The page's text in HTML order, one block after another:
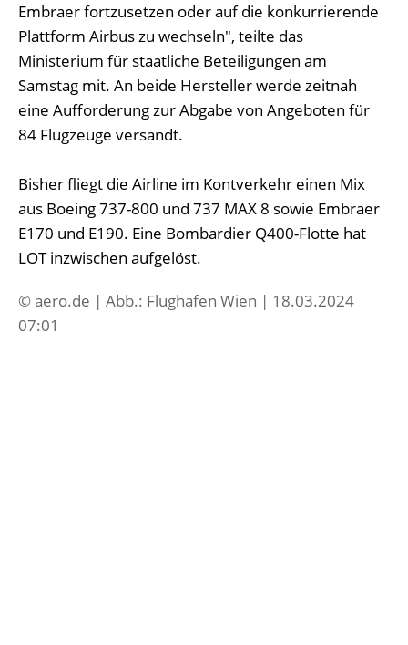
Embraer fortzusetzen oder auf die konkurrierende
Plattform Airbus zu wechseln", teilte das
Ministerium für staatliche Beteiligungen am
Samstag mit. An beide Hersteller werde zeitnah
eine Aufforderung zur Abgabe von Angeboten für
84 Flugzeuge versandt.
Bisher fliegt die Airline im Kontverkehr einen Mix
aus Boeing 737-800 und 737 MAX 8 sowie Embraer
E170 und E190. Eine Bombardier Q400-Flotte hat
LOT inzwischen aufgelöst.
© aero.de | Abb.: Flughafen Wien | 18.03.2024
07:01